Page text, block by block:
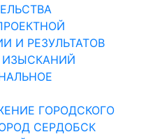
И РЕЗУЛЬТАТОВ
ГОРОДСКОГО
СЕРДОБСК